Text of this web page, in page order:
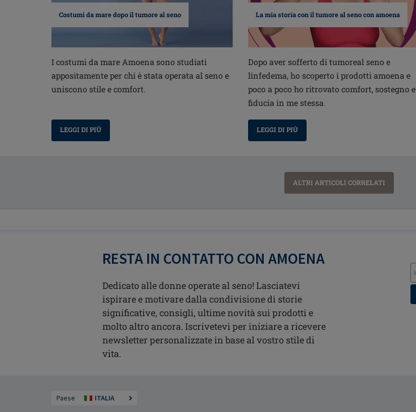
Costumi da mare dopo il tumore al seno
I costumi da mare Amoena sono studiati
appositamente per chi è stata operata al seno e
uniscono stile e comfort.
LEGGI DI PIÙ
La mia storia con il tumore al seno con amoena
Dopo aver sofferto di tumoreal seno e
linfedema, ho scoperto i prodotti amoena e
poco a poco ho ritrovato comfort, sostegno e
fiducia in me stessa.
LEGGI DI PIÙ
ALTRI ARTICOLI CORRELATI
RESTA IN CONTATTO CON AMOENA
Dedicato alle donne operate al seno! Lasciatevi
ispirare e motivare dalla condivisione di storie
significative, consigli, ultime novità sui prodotti e
molto altro ancora. Iscrivetevi per iniziare a ricevere
newsletter personalizzate in base al vostro stile di
vita.
Paese ITALIA